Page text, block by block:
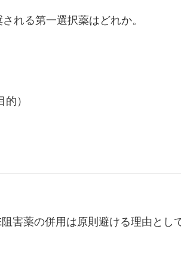
れる第一選択薬はどれか。
）
害薬の併用は原則避ける理由とし